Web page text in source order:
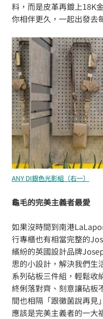
料，而是皮革再鍍上18K
你相伴更久，一起出發去
ANY DI銀色光影組（右一）
龜毛的完美主義者最愛
如果沒時間到南港
行專櫃也有相當完整的
繽紛的英國設計品牌
思的小設計，解決我們生
系列砧板三件組，輕鬆收
終俐落對齊、刻意讓砧板
間也相隔「跟黴菌說再見
應該是完美主義者的一大